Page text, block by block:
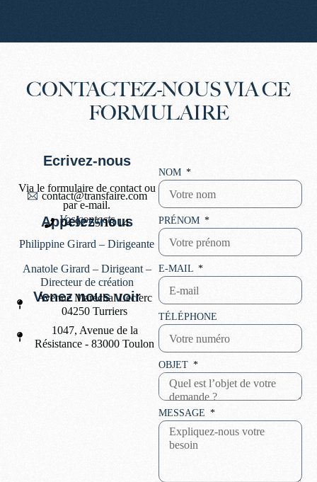
CONTACTEZ-NOUS VIA CE
FORMULAIRE
Ecrivez-nous
Via le formulaire de contact ou
par e-mail.
contact@transfaire.com
Appelez-nous
04 92 55 18 14
Vos contacts
Philippine Girard – Dirigeante
Anatole Girard – Dirigeant –
Directeur de création
Venez nous voir
Avenue Maréchal Leclerc
04250 Turriers
1047, Avenue de la
Résistance - 83000 Toulon
NOM
PRÉNOM
E-MAIL
TÉLÉPHONE
OBJET
MESSAGE